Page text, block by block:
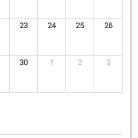
23 24 25 26
30 1 2 3